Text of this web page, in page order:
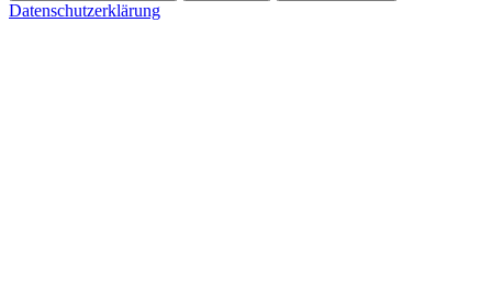
Datenschutzerklärung